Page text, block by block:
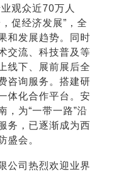
观众近70万人
促经济发展”，全
和发展趋势。同时
交流、科技普及等
线下、展前展后全
咨询服务。搭建研
体化合作平台。安
，为“一带一路”沿
务，已逐渐成为西
盛会。
公司热烈欢迎业界